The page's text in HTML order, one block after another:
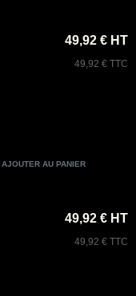
49,92 € HT
49,92 € TTC
49,92 € HT
49,92 € TTC